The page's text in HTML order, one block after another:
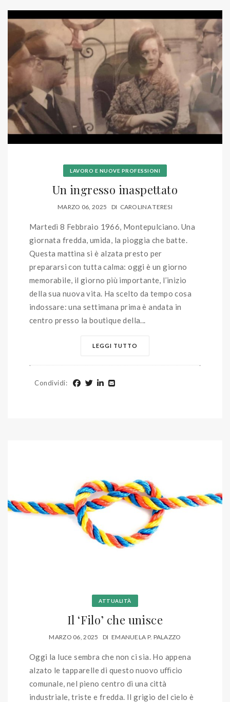
LAVORO E NUOVE PROFESSIONI
Un ingresso inaspettato
MARZO 06, 2025 DI CAROLINA TERESI
Martedì 8 Febbraio 1966, Montepulciano. Una
giornata fredda, umida, la pioggia che batte.
Questa mattina si è alzata presto per
prepararsi con tutta calma: oggi è un giorno
memorabile, il giorno più importante, l’inizio
della sua nuova vita. Ha scelto da tempo cosa
indossare: una settimana prima è andata in
centro presso la boutique della...
LEGGI TUTTO
Condividi:
ATTUALITÀ
Il ‘Filo’ che unisce
MARZO 06, 2025 DI EMANUELA P. PALAZZO
Oggi la luce sembra che non ci sia. Ho appena
alzato le tapparelle di questo nuovo uﬃcio
comunale, nel pieno centro di una città
industriale, triste e fredda. Il grigio del cielo è